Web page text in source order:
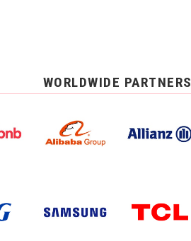
WORLDWIDE PARTNERS